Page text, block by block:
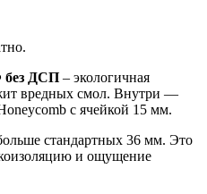
без ДСП – экологичная
вредных смол. Внутри —
с ячейкой 15 мм.
стандартных 36 мм. Это
и ощущение